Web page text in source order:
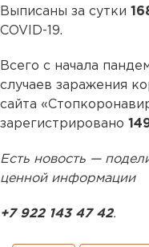
Выписаны за сутки
COVID-19.
Всего с начала
случаев заражения
сайта
зарегистрировано
Есть новость —
ценной информации
+7 922 143 47 42.